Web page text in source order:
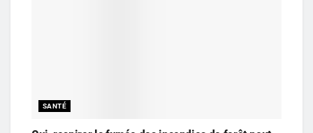
SANTÉ